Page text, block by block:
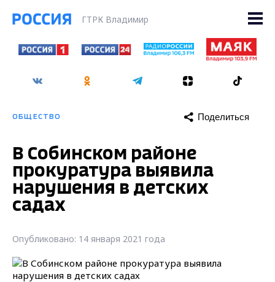
ГТРК Владимир
ОБЩЕСТВО Поделиться
В Собинском районе
прокуратура выявила
нарушения в детских
садах
Опубликовано: 14 января 2021 года